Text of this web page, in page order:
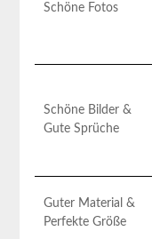
Schöne Fotos
Schöne Bilder &
Gute Sprüche
Guter ‌Material &
Perfekte Größe